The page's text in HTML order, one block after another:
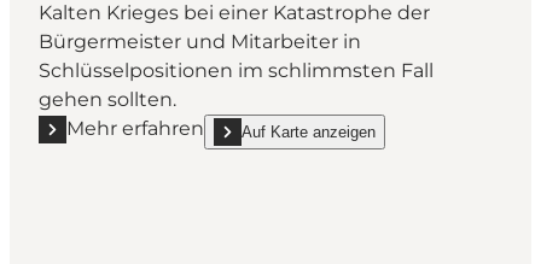
Kalten Krieges bei einer Katastrophe der
Bürgermeister und Mitarbeiter in
Schlüsselpositionen im schlimmsten Fall
gehen sollten.
Mehr erfahren
Mehr erfahren "Bunkermuseum Odense"
Auf Karte anzeigen
show Bunkermuseum Odense on_map